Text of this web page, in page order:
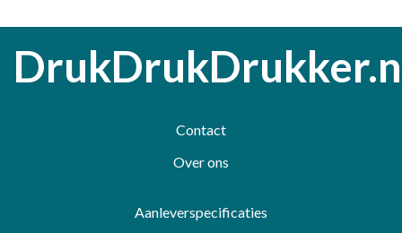
Contact
Over ons
Aanleverspecificaties